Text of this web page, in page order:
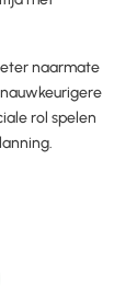
naarmate
rol spelen